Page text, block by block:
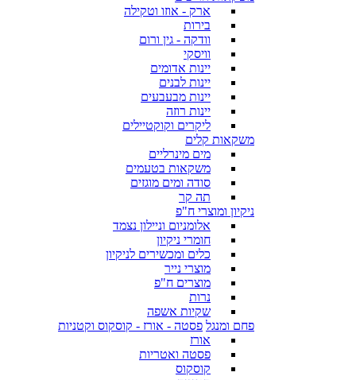
ארק - אוזו וטקילה
בירות
וודקה - גין ורום
וויסקי
יינות אדומים
יינות לבנים
יינות מבעבעים
יינות רוזה
ליקרים וקוקטיילים
משקאות קלים
מים מינרליים
משקאות בטעמים
סודה ומים מוגזים
תה קר
ניקיון ומוצרי ח"פ
אלומניום וניילון נצמד
חומרי ניקיון
כלים ומכשירים לניקיון
מוצרי נייר
מוצרים ח"פ
נרות
שקיות אשפה
פחם ומנגל פסטה - אורז - קוסקוס וקטניות
אורז
פסטה ואטריות
קוסקוס